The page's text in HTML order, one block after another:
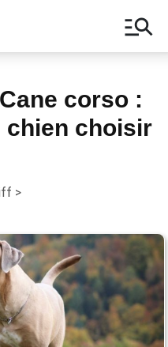
manage_search
corso :
chien choisir
>